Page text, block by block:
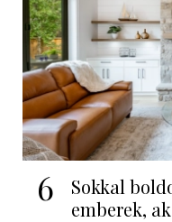
6
Sokkal
emberek,